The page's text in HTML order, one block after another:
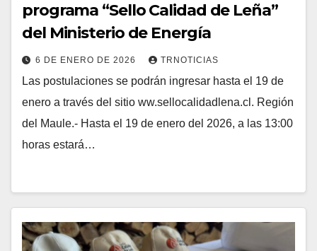
programa “Sello Calidad de Leña”
del Ministerio de Energía
6 DE ENERO DE 2026 TRNOTICIAS
Las postulaciones se podrán ingresar hasta el 19 de
enero a través del sitio ww.sellocalidadlena.cl. Región
del Maule.- Hasta el 19 de enero del 2026, a las 13:00
horas estará…